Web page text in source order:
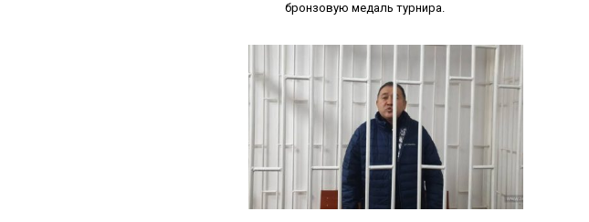
бронзовую медаль турнира.